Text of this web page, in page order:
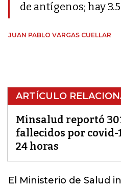
de antígenos; hay
JUAN PABLO VARGAS CUELLAR
ARTÍCULO
Minsalud reportó
fallecidos por covid-
24 horas
El Ministerio de Salud